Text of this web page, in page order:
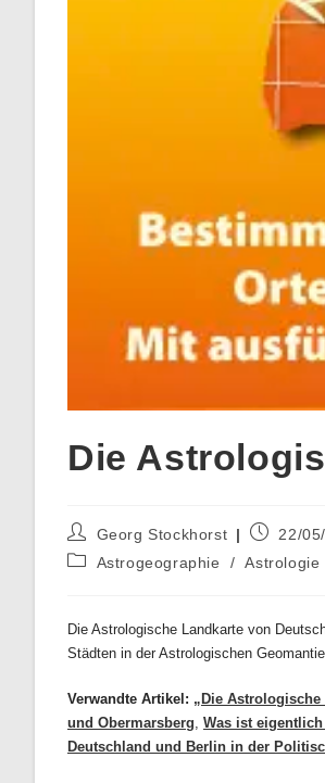
Die
Beitrags-
Autor:
Georg Stockhorst
Beitrag
22/
Beitrags-
Astrogeographie / Astrologie
Die Astrologische Landkarte von
Städten in der Astrologischen
Verwandte Artikel: „Die Astrologische
und Obermarsberg, Was ist
Deutschland und Berlin in der